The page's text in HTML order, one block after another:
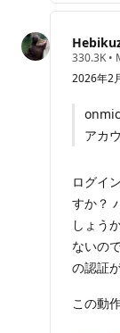
330.3K 評
価
の
イ
ン
ト
•
2026年2
アカ
ログイ
すか？
しょう
ないの
の認証
この動